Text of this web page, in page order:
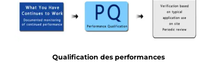
Qualification des performances